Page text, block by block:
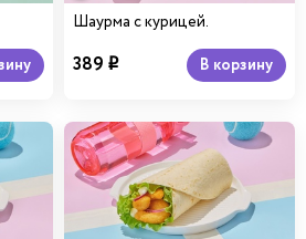
Шаурма с курицей.
389 i В корзину